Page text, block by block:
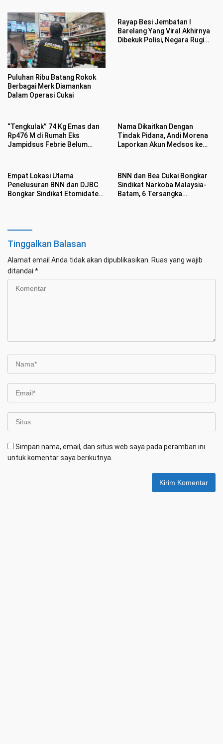
Puluhan Ribu Batang Rokok
Berbagai Merk Diamankan
Dalam Operasi Cukai
Rayap Besi Jembatan I
Barelang Yang Viral Akhirnya
Dibekuk Polisi, Negara Rugi
“Tengkulak” 74 Kg Emas dan
Rp476 M di Rumah Eks
Jampidsus Febrie Belum
Nama Dikaitkan Dengan
Tindak Pidana, Andi Morena
Laporkan Akun Medsos ke
Empat Lokasi Utama
Penelusuran BNN dan DJBC
Bongkar Sindikat Etomidate
BNN dan Bea Cukai Bongkar
Sindikat Narkoba Malaysia-
Batam, 6 Tersangka
Tinggalkan Balasan
Alamat email Anda tidak akan dipublikasikan. Ruas yang wajib
ditandai *
Simpan nama, email, dan situs web saya pada peramban ini
untuk komentar saya berikutnya.